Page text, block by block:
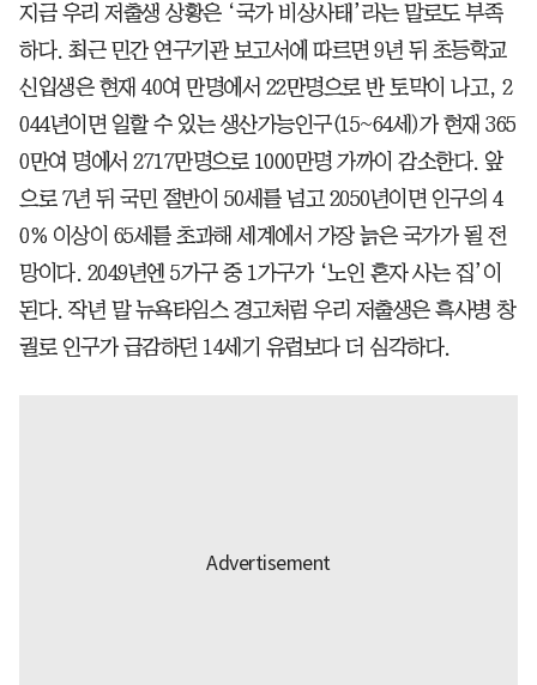
지금 우리 저출생 상황은 ‘국가 비상사태’라는 말로도 부족
하다. 최근 민간 연구기관 보고서에 따르면 9년 뒤 초등학교
신입생은 현재 40여 만명에서 22만명으로 반 토막이 나고, 2
044년이면 일할 수 있는 생산가능인구(15~64세)가 현재 365
0만여 명에서 2717만명으로 1000만명 가까이 감소한다. 앞
으로 7년 뒤 국민 절반이 50세를 넘고 2050년이면 인구의 4
0% 이상이 65세를 초과해 세계에서 가장 늙은 국가가 될 전
망이다. 2049년엔 5가구 중 1가구가 ‘노인 혼자 사는 집’이
된다. 작년 말 뉴욕타임스 경고처럼 우리 저출생은 흑사병 창
궐로 인구가 급감하던 14세기 유럽보다 더 심각하다.